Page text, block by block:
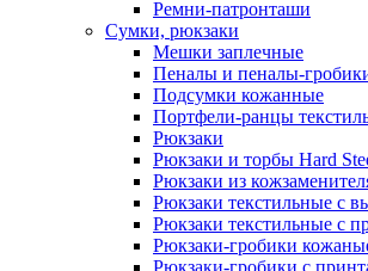
Ремни-патронташи
Сумки, рюкзаки
Мешки заплечные
Пеналы и пеналы-
Подсумки кожанные
Портфели-ранцы
Рюкзаки
Рюкзаки и торбы Hard
Рюкзаки из
Рюкзаки текстильные с
Рюкзаки текстильные с
Рюкзаки-гробики
Рюкзаки-гробики с